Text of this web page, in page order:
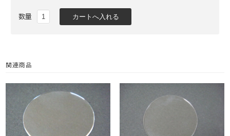
数量
関連商品